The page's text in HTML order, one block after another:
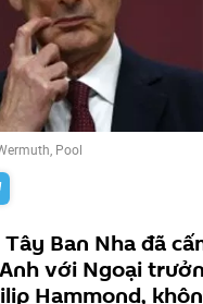
Pool
Ban Nha đã
với Ngoại
Hammond,